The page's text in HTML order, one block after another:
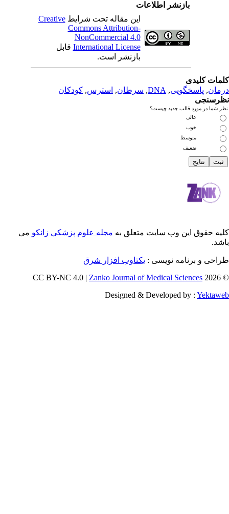
بازنشر اطلاعات
این مقاله تحت شرایطCreative
Commons Attribution-
NonCommercial 4.0
International Licenseقابل
بازنشر است.
,
DNA
,سرطان, استرس, کودکان
قالب جدید چیست؟
عالی
خوب
متوسط
ضعیف
این وب سایت متعلق به مجله علوم پزشکی زانکومی
نویسی :یکتاوب افزار شرق
Zanko Journal of Medical
Designed & Developed by :